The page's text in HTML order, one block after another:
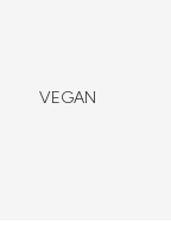
VEGAN